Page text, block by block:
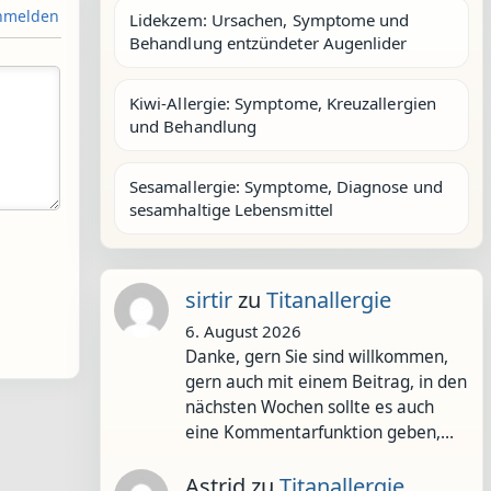
Lidekzem: Ursachen, Symptome und
Behandlung entzündeter Augenlider
Kiwi-Allergie: Symptome, Kreuzallergien
und Behandlung
Sesamallergie: Symptome, Diagnose und
sesamhaltige Lebensmittel
sirtirzu Titanallergie
6. August 2026
Danke, gern Sie sind willkommen,
gern auch mit einem Beitrag, in den
nächsten Wochen sollte es auch
eine Kommentarfunktion geben,…